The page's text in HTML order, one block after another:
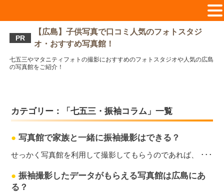
PR
【広島】子供写真で口コミ人気のフォトスタジ
オ・おすすめ写真館！
七五三やマタニティフォトの撮影におすすめのフォトスタジオや人気の広島
の写真館をご紹介！
カテゴリー：「七五三・振袖コラム」一覧
● 写真館で家族と一緒に振袖撮影はできる？
せっかく写真館を利用して撮影してもらうのであれば、 ･･･
● 振袖撮影したデータがもらえる写真館は広島にあ
る？